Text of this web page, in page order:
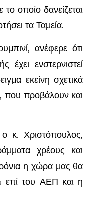
οποίο δανείζεται
τα Ταμεία.
ανέφερε ότι
ενστερνιστεί
εκείνη σχετικά
προβάλουν και
κ. Χριστόπουλος,
χρέους και
η χώρα μας θα
επί του ΑΕΠ και η